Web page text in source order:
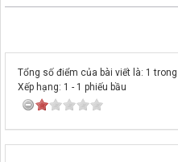
Tổng số điểm của bài viết là: 1
Xếp hạng: 1 - 1 phiếu bầu